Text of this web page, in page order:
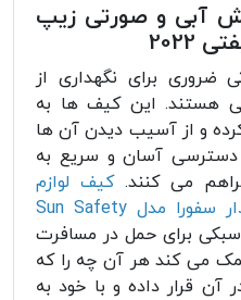
آبی و صورتی زیپ
ضروری برای نگهداری از
هستند. این کیف ها به
و از آسیب دیدن آن ها
دسترسی آسان و سریع به
می کنند.کیف لوازم
آرایش آبی و صورتی زیپ دار سفورا مدل Sun Safety
سبکی برای حمل در مسافرت
می کند هر آن چه را که
آن قرار داده و با خود به